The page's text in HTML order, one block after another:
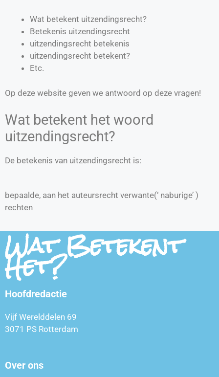
Wat betekent uitzendingsrecht?
Betekenis uitzendingsrecht
uitzendingsrecht betekenis
uitzendingsrecht betekent?
Etc.
Op deze website geven we antwoord op deze vragen!
Wat betekent het woord
uitzendingsrecht?
De betekenis van uitzendingsrecht is:
bepaalde, aan het auteursrecht verwante(‘ naburige’ )
rechten
Wat Betekent
Het?
Hoofdredactie
Vijf Werelddelen 69
3071 PS Rotterdam
Over ons